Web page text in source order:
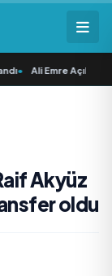
• Ali Emre Açıkgöz
Akyüz
oldu